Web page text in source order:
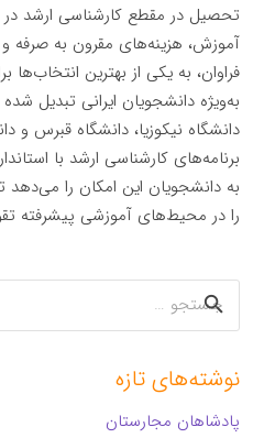
تحصیل در مقطع کارشناسی ارشد در
آموزش، هزینه‌های مقرون به
فراوان، به یکی از بهترین انتخاب‌ها
به‌ویژه دانشجویان ایرانی تبدیل
دانشگاه نیکوزیا، دانشگاه قبرس و
برنامه‌های کارشناسی ارشد با
به دانشجویان این امکان را
را در محیط‌های آموزشی پیشرفته
جستجو
برای:
نوشته‌های تازه
پادشاهان مجارستان